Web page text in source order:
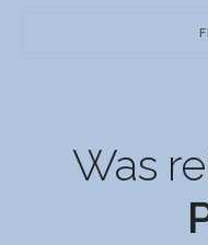
Was